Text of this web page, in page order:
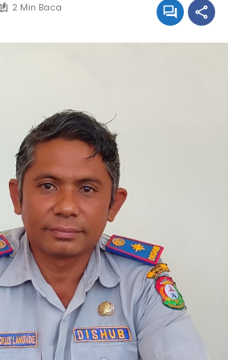
2 Min Baca